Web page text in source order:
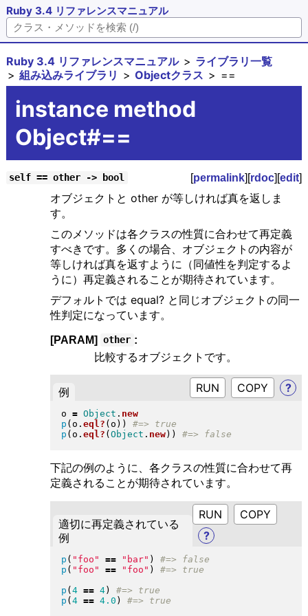
Ruby 3.4 リファレンスマニュアル
Ruby 3.4 リファレンスマニュアル
ライブラリ一覧
組み込みライブラリ
Objectクラス ==
instance method
Object#==
self == other -> bool [permalink][rdoc][edit]
オブジェクトと other が等しければ真を返しま
す。
このメソッドは各クラスの性質に合わせて再定義
すべきです。多くの場合、オブジェクトの内容が
等しければ真を返すように（同値性を判定するよ
うに）再定義されることが期待されています。
デフォルトでは equal? と同じオブジェクトの同一
性判定になっています。
[PARAM] other :
比較するオブジェクトです。
例 RUN ?
o = Object . new
p ( o . eql? ( o ) )
p ( o . eql? ( Object . new) )
下記の例のように、各クラスの性質に合わせて再
定義されることが期待されています。
適切に再定義されている
例
RUN
?
p ( " foo " == " bar" )
p ( " foo " == " foo " )
p ( 4 == 4)
p ( 4 == 4.0 )